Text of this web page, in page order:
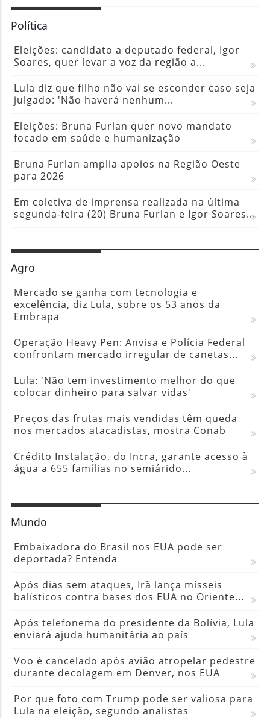
Política
Eleições: candidato a deputado federal, Igor
Soares, quer levar a voz da região a...
Lula diz que filho não vai se esconder caso seja
julgado: 'Não haverá nenhum...
Eleições: Bruna Furlan quer novo mandato
focado em saúde e humanização
Bruna Furlan amplia apoios na Região Oeste
para 2026
Em coletiva de imprensa realizada na última
segunda-feira (20) Bruna Furlan e Igor Soares...
Agro
Mercado se ganha com tecnologia e
excelência, diz Lula, sobre os 53 anos da
Embrapa
Operação Heavy Pen: Anvisa e Polícia Federal
confrontam mercado irregular de canetas...
Lula: 'Não tem investimento melhor do que
colocar dinheiro para salvar vidas'
Preços das frutas mais vendidas têm queda
nos mercados atacadistas, mostra Conab
Crédito Instalação, do Incra, garante acesso à
água a 655 famílias no semiárido...
Mundo
Embaixadora do Brasil nos EUA pode ser
deportada? Entenda
Após dias sem ataques, Irã lança mísseis
balísticos contra bases dos EUA no Oriente...
Após telefonema do presidente da Bolívia, Lula
enviará ajuda humanitária ao país
Voo é cancelado após avião atropelar pedestre
durante decolagem em Denver, nos EUA
Por que foto com Trump pode ser valiosa para
Lula na eleição, segundo analistas